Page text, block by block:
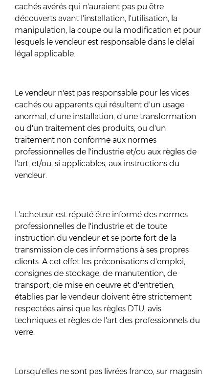
cachés avérés qui n'auraient pas pu être
découverts avant l'installation, l'utilisation, la
manipulation, la coupe ou la modification et pour
lesquels le vendeur est responsable dans le délai
légal applicable.
Le vendeur n'est pas responsable pour les vices
cachés ou apparents qui résultent d'un usage
anormal, d'une installation, d'une transformation
ou d'un traitement des produits, ou d'un
traitement non conforme aux normes
professionnelles de l'industrie et/ou aux règles de
l'art, et/ou, si applicables, aux instructions du
vendeur.
L'acheteur est réputé être informé des normes
professionnelles de l'industrie et de toute
instruction du vendeur et se porte fort de la
transmission de ces informations à ses propres
clients. A cet effet les préconisations d'emploi,
consignes de stockage, de manutention, de
transport, de mise en oeuvre et d'entretien,
établies par le vendeur doivent être strictement
respectées ainsi que les règles DTU, avis
techniques et règles de l'art des professionnels du
verre.
Lorsqu'elles ne sont pas livrées franco, sur magasin